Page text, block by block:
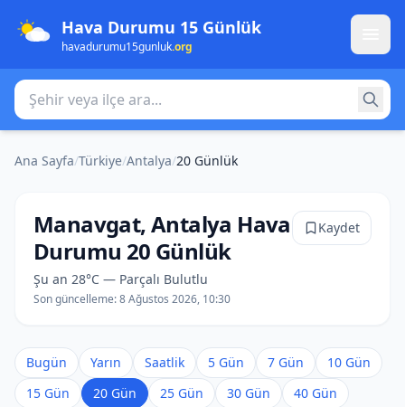
Hava Durumu 15 Günlük
havadurumu15gunluk.org
Şehir veya ilçe ara
Ana Sayfa/Türkiye/Antalya/20 Günlük
Manavgat, Antalya Hava
Durumu 20 Günlük
Şu an 28°C — Parçalı Bulutlu
Son güncelleme:8 Ağustos 2026, 10:30
Kaydet
Bugün Yarın Saatlik 5 Gün 7 Gün
10 Gün
15 Gün
20 Gün 25 Gün 30 Gün
40 Gün